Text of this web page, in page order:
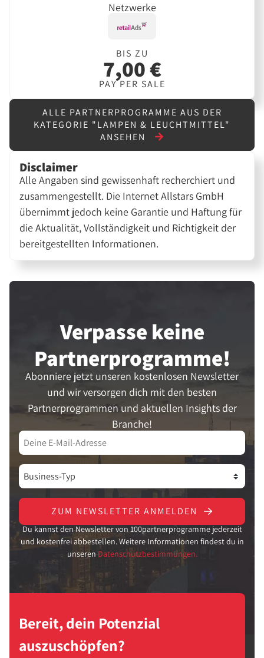
Netzwerke
BIS ZU
7,00 €
PAY PER SALE
ALLE PARTNERPROGRAMME AUS DER
KATEGORIE "LAMPEN & LEUCHTMITTEL"
ANSEHEN
Disclaimer
Alle Angaben sind gewissenhaft recherchiert und
zusammengestellt. Die Internet Allstars GmbH
übernimmt jedoch keine Garantie und Haftung für
die Aktualität, Vollständigkeit und Richtigkeit der
bereitgestellten Informationen.
Verpasse keine
Partner­programme!
Abonniere jetzt unseren kostenlosen Newsletter
und wir versorgen dich mit den besten
Partnerprogrammen und aktuellen Insights der
Branche!
ZUM NEWSLETTER ANMELDEN
Du kannst den Newsletter von 100partnerprogramme jederzeit
und kostenfrei abbestellen. Weitere Informationen findest du in
unseren Datenschutzbestimmungen.
Bereit, dein Potenzial
auszuschöpfen?